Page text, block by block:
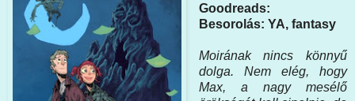
Goodreads:
Besorolás: YA, fantasy
Moirának nincs könnyű
dolga. Nem elég, hogy
Max, a nagy mesélő